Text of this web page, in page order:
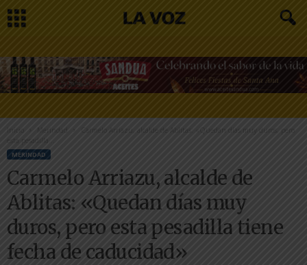
Inicio
Carmelo Arriazu, alcalde de Ablitas: «Quedan días muy duros, pero
esta pesadilla...
MERINDAD
Carmelo Arriazu, alcalde de
Ablitas: «Quedan días muy
duros, pero esta pesadilla tiene
fecha de caducidad»